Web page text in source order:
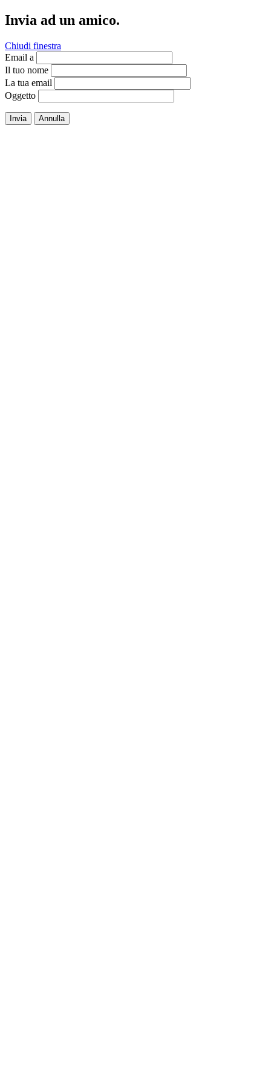
Invia ad un amico.
Chiudi finestra
Email a
Il tuo nome
La tua email
Oggetto
Invia Annulla